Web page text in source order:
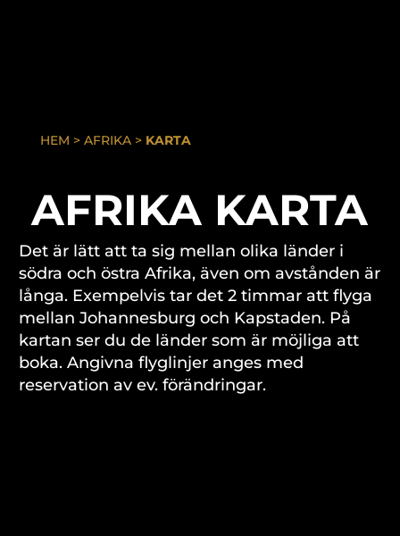
HEM > AFRIKA > KARTA
AFRIKA KARTA
Det är lätt att ta sig mellan olika länder i
södra och östra Afrika, även om avstånden är
långa. Exempelvis tar det 2 timmar att flyga
mellan Johannesburg och Kapstaden. På
kartan ser du de länder som är möjliga att
boka. Angivna flyglinjer anges med
reservation av ev. förändringar.